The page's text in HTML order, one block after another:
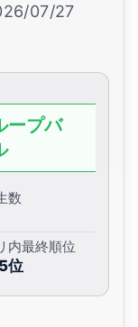
07/27
ープバ
数
内最終順位
位